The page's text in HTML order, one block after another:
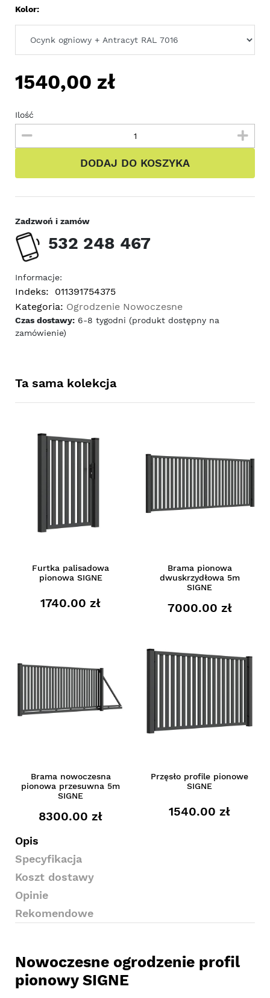
Kolor:
1540,00 zł
Ilość
DODAJ DO KOSZYKA
Zadzwoń i zamów
532 248 467
Informacje:
Indeks:
011391754375
Kategoria: Ogrodzenie Nowoczesne
Czas dostawy: 6-8 tygodni (produkt dostępny na
zamówienie)
Ta sama kolekcja
Furtka palisadowa
pionowa SIGNE
1740.00 zł
Brama pionowa
dwuskrzydłowa 5m
SIGNE
7000.00 zł
Brama nowoczesna
pionowa przesuwna 5m
SIGNE
8300.00 zł
Przęsło profile pionowe
SIGNE
1540.00 zł
Opis
Specyfikacja
Koszt dostawy
Opinie
Rekomendowe
Nowoczesne ogrodzenie profil
pionowy SIGNE